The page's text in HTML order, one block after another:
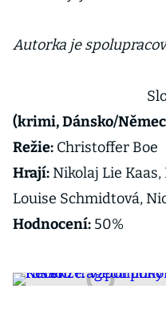
Autorka je
(krimi, Dánsko/
Režie: Christoffer Boe
Hrají:Nikolaj Lie Kaas,
Louise Schmidtová,
Hodnocení: 50%